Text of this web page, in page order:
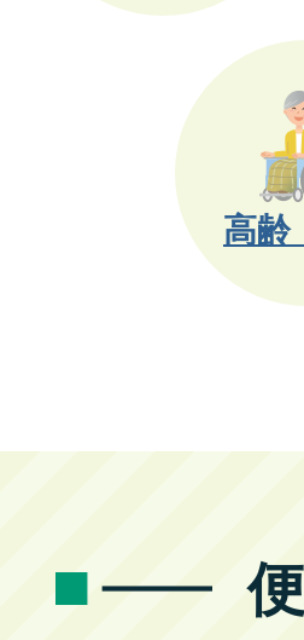
高齢